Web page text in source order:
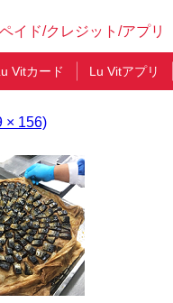
イド/クレジット/アプリ
Vitカード Lu Vitアプリ
× 156)